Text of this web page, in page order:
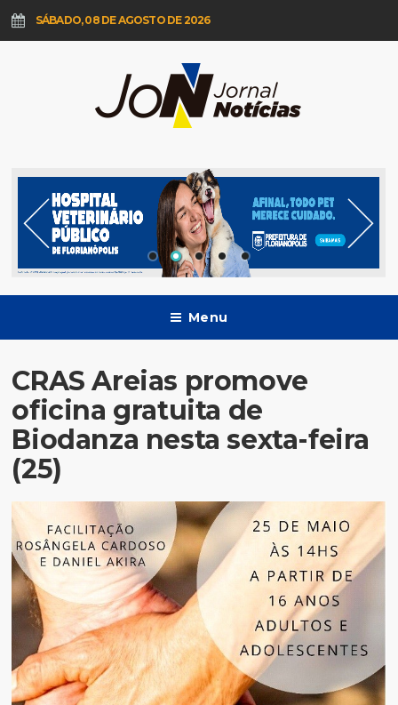
SÁBADO, 08 DE AGOSTO DE 2026
Menu
CRAS Areias promove
oficina gratuita de
Biodanza nesta sexta-feira
(25)